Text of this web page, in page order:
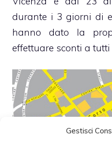
Gestisci
durante i 3 giorni di
hanno dato la
effettuare sconti a